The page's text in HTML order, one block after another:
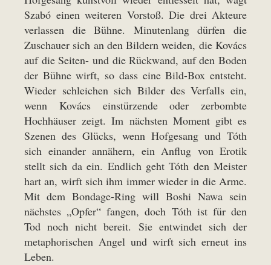
Szabó einen weiteren Vorstoß. Die drei Akteure
verlassen die Bühne. Minutenlang dürfen die
Zuschauer sich an den Bildern weiden, die Kovács
auf die Seiten- und die Rückwand, auf den Boden
der Bühne wirft, so dass eine Bild-Box entsteht.
Wieder schleichen sich Bilder des Verfalls ein,
wenn Kovács einstürzende oder zerbombte
Hochhäuser zeigt. Im nächsten Moment gibt es
Szenen des Glücks, wenn Hofgesang und Tóth
sich einander annähern, ein Anflug von Erotik
stellt sich da ein. Endlich geht Tóth den Meister
hart an, wirft sich ihm immer wieder in die Arme.
Mit dem Bondage-Ring will Boshi Nawa sein
nächstes „Opfer“ fangen, doch Tóth ist für den
Tod noch nicht bereit. Sie entwindet sich der
metaphorischen Angel und wirft sich erneut ins
Leben.